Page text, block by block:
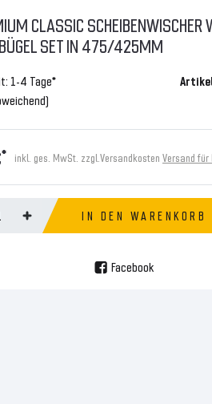
CLASSIC SCHEIBENWISCHER
SET IN 475/425MM
1-4 Tage*
* inkl. ges. MwSt. zzgl. Versandkosten Versand für
IN DEN WARENKORB
Facebook